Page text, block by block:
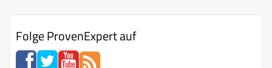
Folge ProvenExpert auf